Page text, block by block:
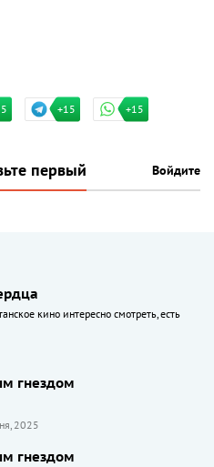
+15 +15
первый Войдите
кино интересно смотреть, есть
гнездом
2025
гнездом